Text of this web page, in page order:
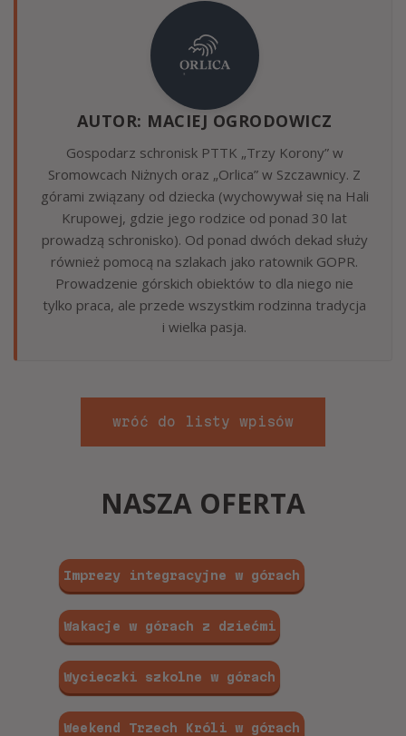
AUTOR: MACIEJ OGRODOWICZ
Gospodarz schronisk PTTK „Trzy Korony” w
Sromowcach Niżnych oraz „Orlica” w Szczawnicy. Z
górami związany od dziecka (wychowywał się na Hali
Krupowej, gdzie jego rodzice od ponad 30 lat
prowadzą schronisko). Od ponad dwóch dekad służy
również pomocą na szlakach jako ratownik GOPR.
Prowadzenie górskich obiektów to dla niego nie
tylko praca, ale przede wszystkim rodzinna tradycja
i wielka pasja.
wróć do listy wpisów
NASZA OFERTA
Imprezy integracyjne w górach
Wakacje w górach z dziećmi
Wycieczki szkolne w górach
Weekend Trzech Króli w górach